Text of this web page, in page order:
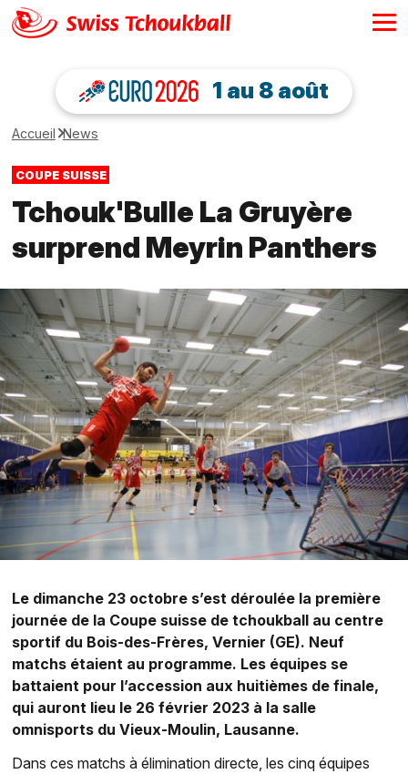
1 au 8 août
Accueil News
COUPE SUISSE
Tchouk'Bulle La Gruyère
surprend Meyrin Panthers
Le dimanche 23 octobre s’est déroulée la première
journée de la Coupe suisse de tchoukball au centre
sportif du Bois-des-Frères, Vernier (GE). Neuf
matchs étaient au programme. Les équipes se
battaient pour l’accession aux huitièmes de finale,
qui auront lieu le 26 février 2023 à la salle
omnisports du Vieux-Moulin, Lausanne.
Dans ces matchs à élimination directe, les cinq équipes